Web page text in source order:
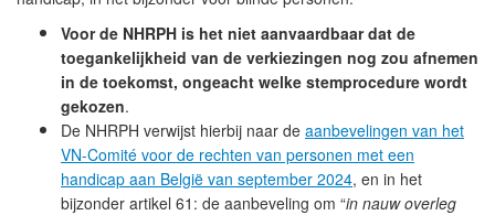
Voor de NHRPH is het niet aanvaardbaar dat de
toegankelijkheid van de verkiezingen nog zou afnemen
in de toekomst, ongeacht welke stemprocedure wordt
gekozen.
De NHRPH verwijst hierbij naar de aanbevelingen van het
VN-Comité voor de rechten van personen met een
handicap aan België van september 2024, en in het
bijzonder artikel 61: de aanbeveling om “in nauw overleg